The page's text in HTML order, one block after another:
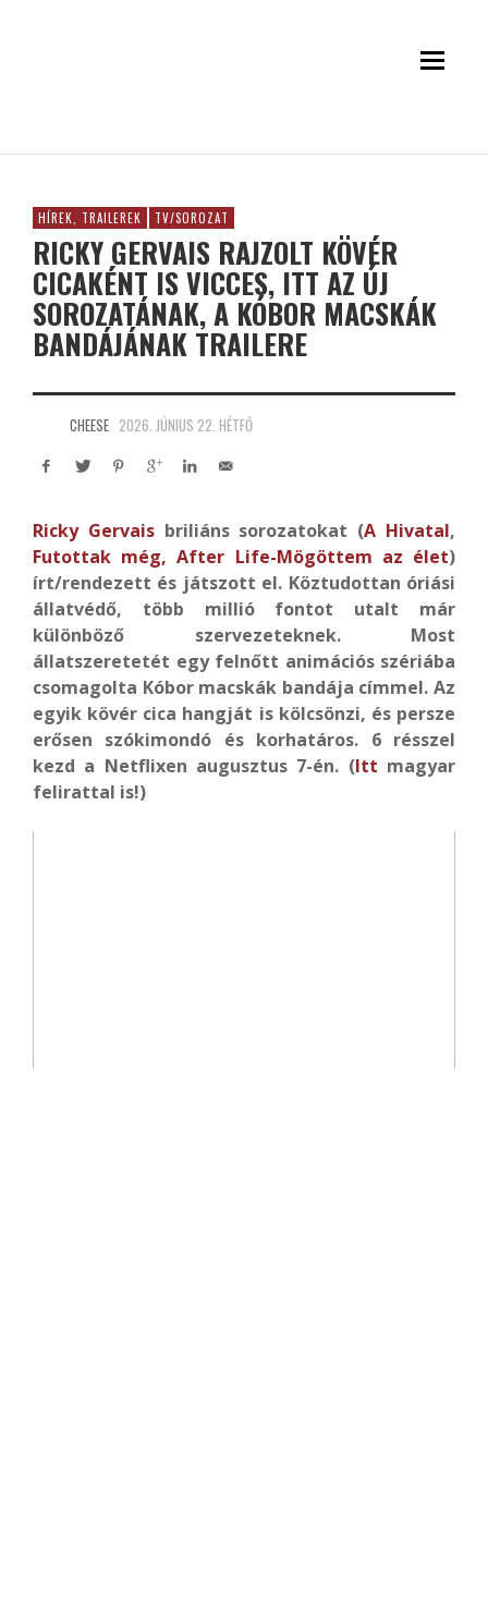
HÍREK, TRAILEREK TV/SOROZAT
RICKY GERVAIS RAJZOLT KÖVÉR
CICAKÉNT IS VICCES, ITT AZ ÚJ
SOROZATÁNAK, A KÓBOR MACSKÁK
BANDÁJÁNAK TRAILERE
CHEESE 2026. JÚNIUS 22. HÉTFŐ
Ricky Gervaisbriliáns sorozatokat (A Hivatal,
Futottak még, After Life-Mögöttem az élet)
írt/rendezett és játszott el. Köztudottan óriási
állatvédő, több millió fontot utalt már
különböző szervezeteknek. Most
állatszeretetét egy felnőtt animációs szériába
csomagolta Kóbor macskák bandája címmel. Az
egyik kövér cica hangját is kölcsönzi, és persze
erősen szókimondó és korhatáros. 6 résszel
kezd a Netflixen augusztus 7-én. (Itt magyar
felirattal is!)